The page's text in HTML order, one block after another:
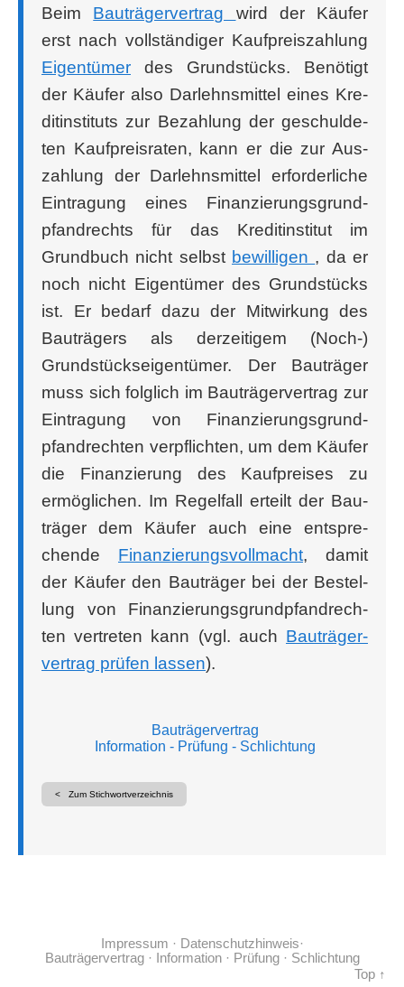
Beim Bau­trä­ger­ver­trag wird der Käu­fer
erst nach voll­stän­di­ger Kauf­preis­zah­lung
Eigen­tü­mer des Grund­stücks. Benö­tigt
der Käu­fer also Dar­lehns­mit­tel eines Kre­
dit­in­sti­tuts zur Bezah­lung der geschul­de­
ten Kauf­preis­ra­ten, kann er die zur Aus­
zah­lung der Dar­lehns­mit­tel erfor­der­li­che
Ein­tra­gung eines Finan­zie­rungs­grund­
pfand­rechts für das Kre­dit­in­sti­tut im
Grund­buch nicht selbst bewil­li­gen , da er
noch nicht Eigen­tü­mer des Grund­stücks
ist. Er bedarf dazu der Mit­wir­kung des
Bau­trä­gers als der­zei­ti­gem (Noch-)
Grund­stücks­ei­gen­tü­mer. Der Bau­trä­ger
muss sich folg­lich im Bau­trä­ger­ver­trag zur
Ein­tra­gung von Finan­zie­rungs­grund­
pfand­rech­ten ver­pflich­ten, um dem Käu­fer
die Finan­zie­rung des Kauf­prei­ses zu
ermög­li­chen. Im Regel­fall erteilt der Bau­
trä­ger dem Käu­fer auch eine ent­spre­
chen­de Finan­zie­rungs­voll­macht, damit
der Käu­fer den Bau­trä­ger bei der Bestel­
lung von Finan­zie­rungs­grund­pfand­rech­
ten ver­tre­ten kann (vgl. auch Bau­trä­ger­
ver­trag prü­fen las­sen).
Bauträgervertrag
Information - Prüfung - Schlichtung
< Zum Stichwortverzeichnis
Impressum · Datenschutzhinweis·
Bauträgervertrag· Information· Prüfung· Schlichtung
Top ↑